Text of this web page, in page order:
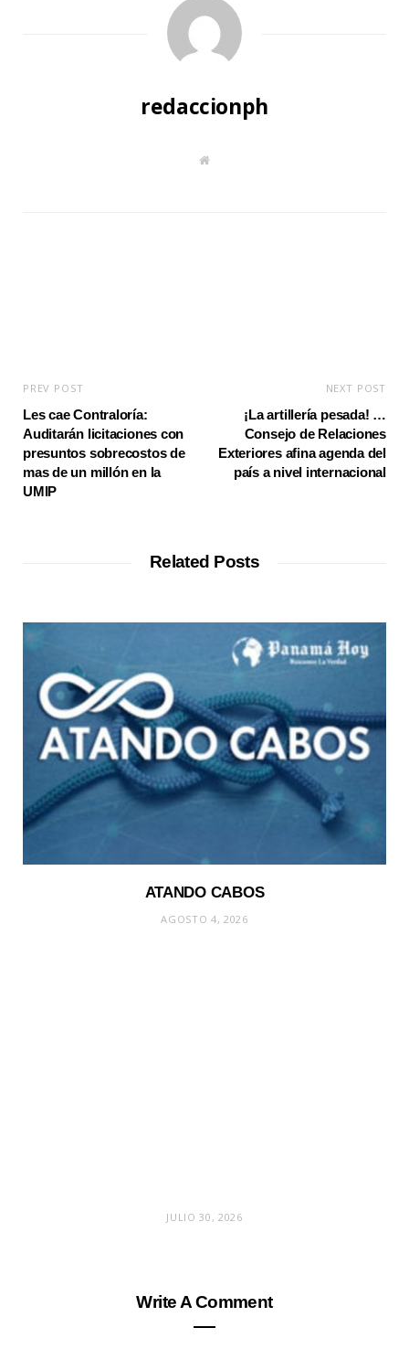
redaccionph
W
PREV POST
Les cae Contraloría:
Auditarán licitaciones con
presuntos sobrecostos de
mas de un millón en la
UMIP
NEXT POST
¡La artillería pesada! …
Consejo de Relaciones
Exteriores afina agenda del
país a nivel internacional
Related Posts
ATANDO CABOS
AGOSTO 4, 2026
JULIO 30, 2026
Write A Comment